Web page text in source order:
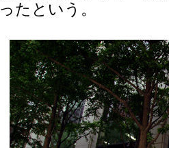
ったという。